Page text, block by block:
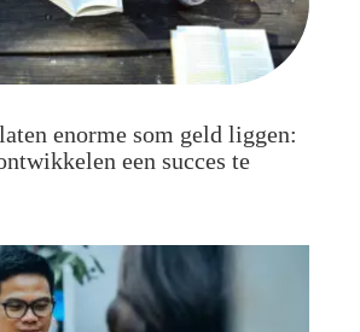
enorme som geld liggen:
een succes te